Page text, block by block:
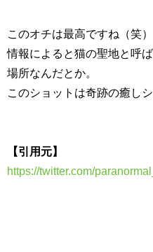
このオチは最高ですね（笑）
情報によると猫の聖地と呼
場所なんだとか。
このショットは奇跡の癒し
【引用元】
https://twitter.com/